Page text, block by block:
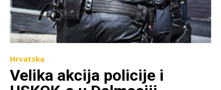
Hrvatska
Velika akcija policije i